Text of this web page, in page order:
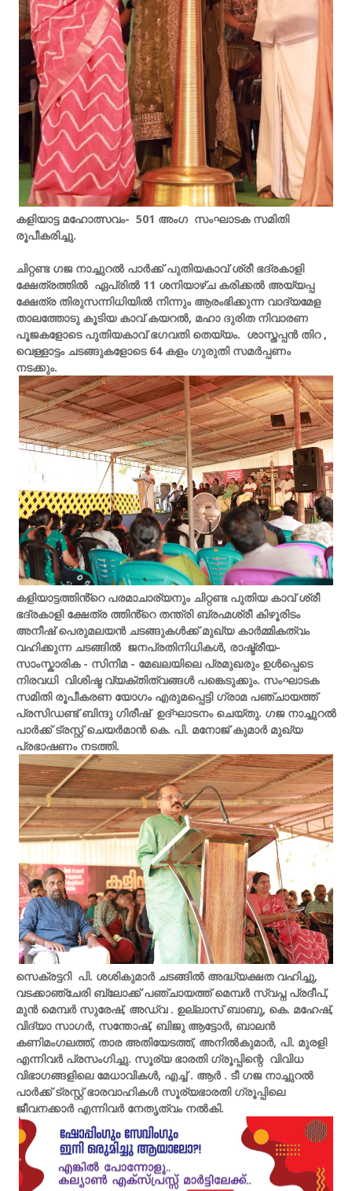
കളിയാട്ട മഹോത്സവം- 501 അംഗ സംഘാടക സമിതി
രൂപീകരിച്ചു.
ചിറ്റണ്ട ഗജ നാച്ചുറൽ പാർക്ക് പുതിയകാവ് ശ്രീ ഭദ്രകാളി
ക്ഷേത്രത്തിൽ ഏപ്രിൽ 11 ശനിയാഴ്ച കരിക്കൽ അയ്യപ്പ
ക്ഷേത്ര തിരുസന്നിധിയിൽ നിന്നും ആരംഭിക്കുന്ന വാദ്യമേള
താലത്തോടു കൂടിയ കാവ് കയറൽ, മഹാ ദുരിത നിവാരണ
പൂജകളോടെ പുതിയകാവ് ഭഗവതി തെയ്യം. ശാസ്തപ്പൻ തിറ ,
വെള്ളാട്ടം ചടങ്ങുകളോടെ 64 കളം ഗുരുതി സമർപ്പണം
നടക്കും.
കളിയാട്ടത്തിൻ്റെ പരമാചാര്യനും ചിറ്റണ്ട പുതിയ കാവ് ശ്രീ
ഭദ്രകാളി ക്ഷേത്ര ത്തിൻ്റെ തന്ത്രി ബ്രഹ്മശ്രീ കിഴൂരിടം
അനീഷ് പെരുമലയൻ ചടങ്ങുകൾക്ക് മുഖ്യ കാർമ്മികത്വം
വഹിക്കുന്ന ചടങ്ങിൽ ജനപ്രതിനിധികൾ, രാഷ്ട്രീയ-
സാംസ്കാരിക - സിനിമ - മേഖലയിലെ പ്രമുഖരും ഉൾപ്പെടെ
നിരവധി വിശിഷ്ട വ്യക്തിത്വങ്ങൾ പങ്കെടുക്കും. സംഘാടക
സമിതി രൂപീകരണ യോഗം എരുമപ്പെട്ടി ഗ്രാമ പഞ്ചായത്ത്
പ്രസിഡണ്ട് ബിന്ദു ഗിരീഷ് ഉദ്ഘാടനം ചെയ്തു. ഗജ നാച്ചുറൽ
പാർക്ക് ട്രസ്റ്റ് ചെയർമാൻ കെ. പി. മനോജ് കുമാർ മുഖ്യ
പ്രഭാഷണം നടത്തി.
സെക്രട്ടറി പി. ശശികുമാർ ചടങ്ങിൽ അദ്ധ്യക്ഷത വഹിച്ചു,
വടക്കാഞ്ചേരി ബ്ലോക്ക് പഞ്ചായത്ത് മെമ്പർ സ്വപ്ന പ്രദീപ്,
മുൻ മെമ്പർ സുരേഷ്, അഡ്വ . ഉല്ലാസ് ബാബു, കെ. മഹേഷ്,
വിദ്യാ സാഗർ, സന്തോഷ്, ബിജു ആട്ടോർ, ബാലൻ
കണിമംഗലത്ത്, താര അതിയേടത്ത്, അനിൽകുമാർ, പി. മുരളി
എന്നിവർ പ്രസംഗിച്ചു. സൂര്യ ഭാരതി ഗ്രൂപ്പിന്റെ വിവിധ
വിഭാഗങ്ങളിലെ മേധാവികൾ, എച്ച് . ആർ . ടീ ഗജ നാച്ചുറൽ
പാർക്ക് ട്രസ്റ്റ് ഭാരവാഹികൾ സൂര്യഭാരതി ഗ്രൂപ്പിലെ
ജീവനക്കാർ എന്നിവർ നേതൃത്വം നൽകി.